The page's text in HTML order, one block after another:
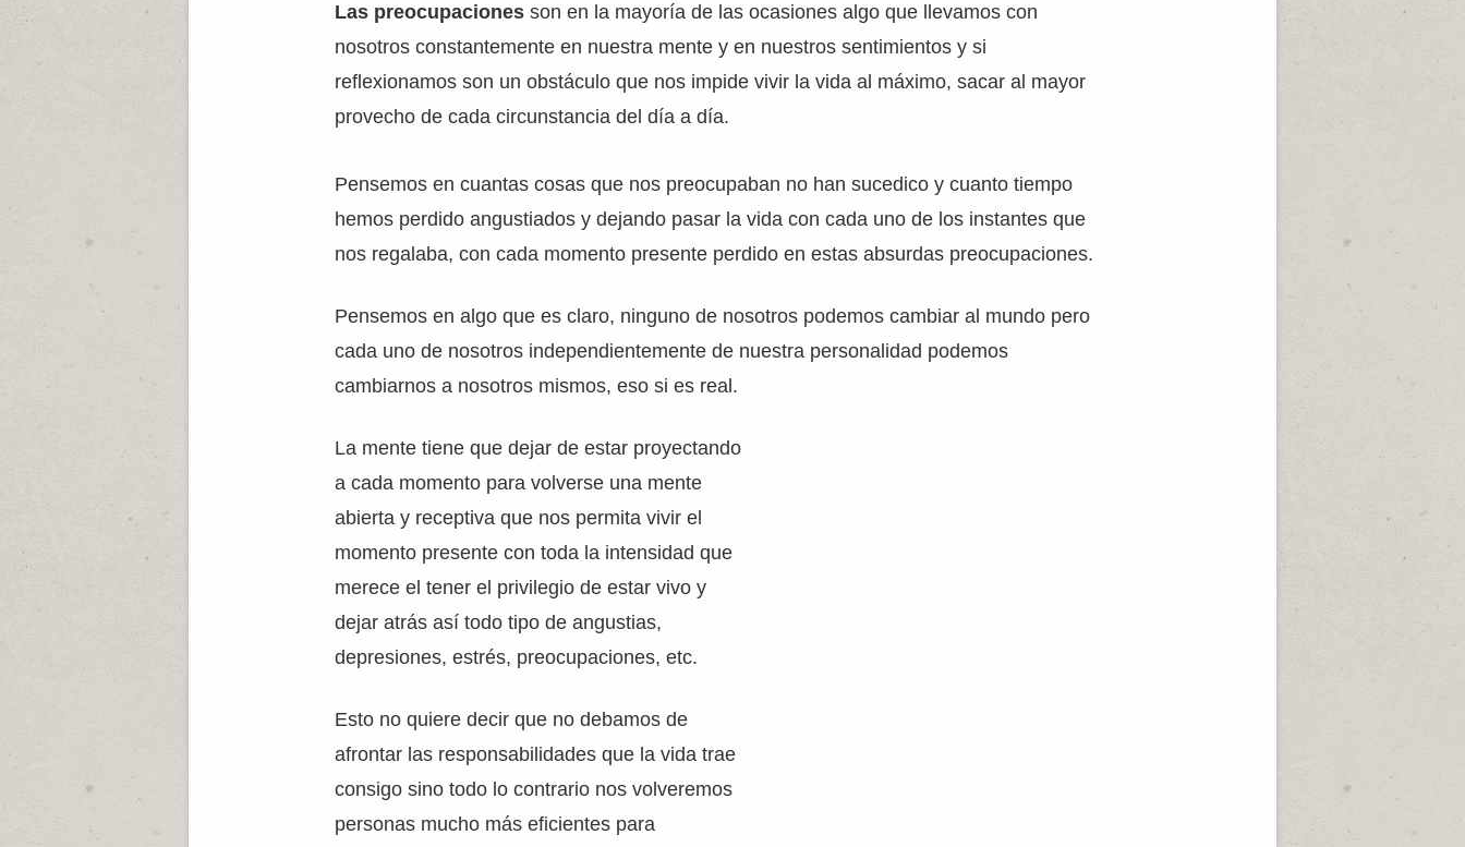
Las preocupaciones son en la mayoría de las ocasiones algo que llevamos con
nosotros constantemente en nuestra mente y en nuestros sentimientos y si
reflexionamos son un obstáculo que nos impide vivir la vida al máximo, sacar al mayor
provecho de cada circunstancia del día a día.
Pensemos en cuantas cosas que nos preocupaban no han sucedico y cuanto tiempo
hemos perdido angustiados y dejando pasar la vida con cada uno de los instantes que
nos regalaba, con cada momento presente perdido en estas absurdas preocupaciones.
Pensemos en algo que es claro, ninguno de nosotros podemos cambiar al mundo pero
cada uno de nosotros independientemente de nuestra personalidad podemos
cambiarnos a nosotros mismos, eso si es real.
La mente tiene que dejar de estar proyectando
a cada momento para volverse una mente
abierta y receptiva que nos permita vivir el
momento presente con toda la intensidad que
merece el tener el privilegio de estar vivo y
dejar atrás así todo tipo de angustias,
depresiones, estrés, preocupaciones, etc.
Esto no quiere decir que no debamos de
afrontar las responsabilidades que la vida trae
consigo sino todo lo contrario nos volveremos
personas mucho más eficientes para